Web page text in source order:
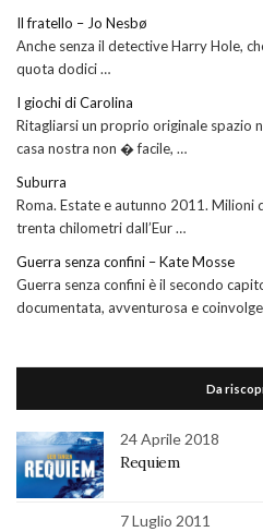
Il fratello – Jo Nesbø
Anche senza il detective Harry Hole,
quota dodici …
I giochi di Carolina
Ritagliarsi un proprio originale spazio
casa nostra non � facile, …
Suburra
Roma. Estate e autunno 2011. Milioni
trenta chilometri dall’Eur …
Guerra senza confini – Kate Mosse
Guerra senza confini è il secondo
documentata, avventurosa e
Da
24 Aprile 2018
Requiem
7 Luglio 2011